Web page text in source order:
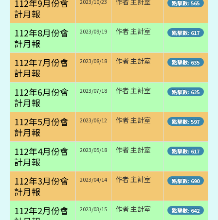
112年9月份會
計月報
點擊數: 565
112年8月份會
計月報
2023/09/19 作者 主計室 點擊數: 617
112年7月份會
計月報
2023/08/18 作者 主計室 點擊數: 635
112年6月份會
計月報
2023/07/18 作者 主計室 點擊數: 625
112年5月份會
計月報
2023/06/12 作者 主計室 點擊數: 597
112年4月份會
計月報
2023/05/18 作者 主計室 點擊數: 617
112年3月份會
計月報
2023/04/14 作者 主計室 點擊數: 690
112年2月份會
2023/03/15 作者 主計室 點擊數: 642